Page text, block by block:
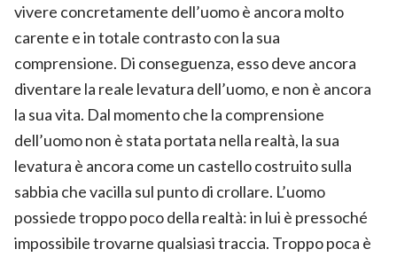
vivere concretamente dell’uomo è ancora molto
carente e in totale contrasto con la sua
comprensione. Di conseguenza, esso deve ancora
diventare la reale levatura dell’uomo, e non è ancora
la sua vita. Dal momento che la comprensione
dell’uomo non è stata portata nella realtà, la sua
levatura è ancora come un castello costruito sulla
sabbia che vacilla sul punto di crollare. L’uomo
possiede troppo poco della realtà: in lui è pressoché
impossibile trovarne qualsiasi traccia. Troppo poca è